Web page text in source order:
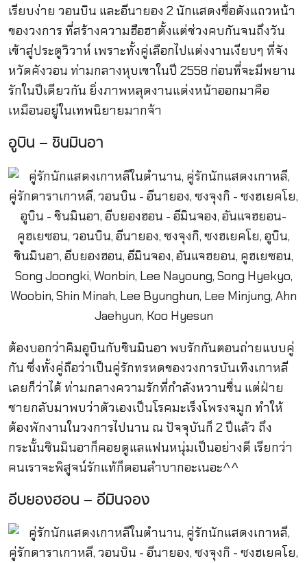
เรียบง่าย วอนบิน และอีนายอง 2 นักแสดงชื่อดังแถวหน้า
ของวงการ ที่สร้างความฮือฮาตั้งแต่ช่วงคบกันจนถึงวัน
เข้าสู่ประตูวิวาห์ เพราะทั้งคู่เลือกไปแต่งงานเงียบๆ ที่จัง
หวัดคังวอน ท่ามกลางหุบเขาในปี 2558 ก่อนที่จะมีพยาน
รักในปีเดียวกัน ยิ่งภาพหลุดงานแต่งหน้าออกมาคือ
เหมือนอยู่ในเทพนิยายมากจ้า
อูบิน – ชินมินอา
ต้องบอกว่าคิมอูบินกับชินมินอา พบรักกันตอนถ่ายแบบคู่
กัน ซึ่งทั้งคู่ถือว่าเป็นคู่รักทรหดของวงการบันเทิงเกาหลี
เลยก็ว่าได้ ท่ามกลางความรักที่กำลังหวานชื่น แต่ฝ่าย
ชายกลับมาพบว่าตัวเองเป็นโรคมะเร็งโพรงจมูก ทำให้
ต้องพักงานในวงการไปนาน ณ ปัจจุบันก็ 2 ปีแล้ว ถึง
กระนั้นชินมินอาก็คอยดูแลแฟนหนุ่มเป็นอย่างดี เรียกว่า
คนเราจะพิสูจน์รักแท้ก็ตอนลำบากอะเนอะ^^
อีบยองฮอน – อีมินจอง